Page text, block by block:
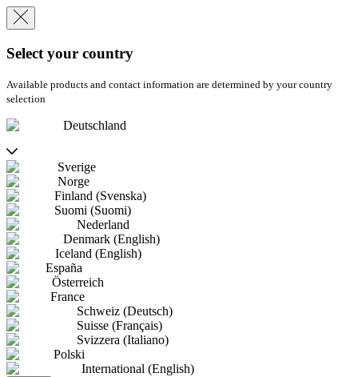
Select your country
Available products and contact information are determined by your country
selection
Deutschland
Sverige
Norge
Finland (Svenska)
Suomi (Suomi)
Nederland
Denmark (English)
Iceland (English)
España
Österreich
France
Schweiz (Deutsch)
Suisse (Français)
Svizzera (Italiano)
Polski
International (English)